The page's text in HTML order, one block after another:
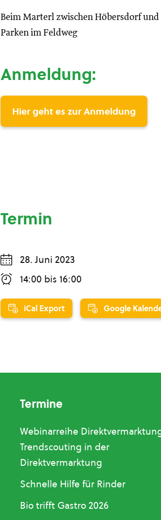
Beim Marterl zwischen Höbersdorf
Parken im Feldweg
Anmeldung:
Hier geht es zur Anmeldung
Termin
28. Juni 2023
14:00 bis 16:00
iCal Export Google
Termine
Webinarreihe
Trendscouting in der
Direktvermarktung
Schnelle Hilfe für Rinder
Bio trifft Gastro 2026